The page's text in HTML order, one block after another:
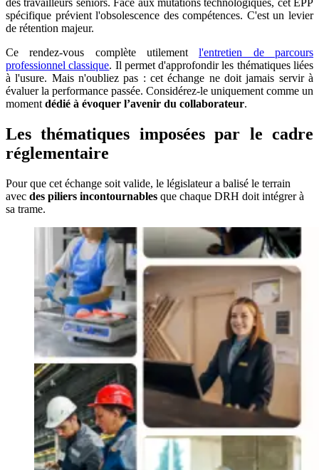
des travailleurs seniors. Face aux mutations technologiques, cet EPP
spécifique prévient l'obsolescence des compétences. C'est un levier
de rétention majeur.
Ce rendez-vous complète utilementl'entretien de parcours
professionnel classique. Il permet d'approfondir les thématiques liées
à l'usure. Mais n'oubliez pas : cet échange ne doit jamais servir à
évaluer la performance passée. Considérez-le uniquement comme un
moment dédié à évoquer l’avenir du collaborateur.
Les thématiques imposées par le cadre
réglementaire
Pour que cet échange soit valide, le législateur a balisé le terrain
avec des piliers incontournables que chaque DRH doit intégrer à
sa trame.